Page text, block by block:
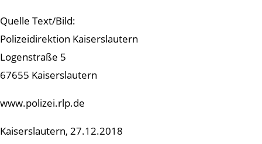
Quelle Text/Bild:
Polizeidirektion Kaiserslautern
Logenstraße 5
67655 Kaiserslautern
www.polizei.rlp.de
Kaiserslautern, 27.12.2018